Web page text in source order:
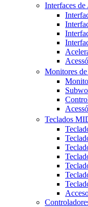
Interfaces
Monitores
Teclados